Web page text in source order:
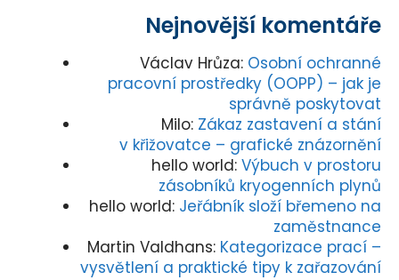
Nejnovější komentáře
Václav Hrůza: Osobní ochranné
pracovní prostředky (OOPP) – jak je
správně poskytovat
Milo: Zákaz zastavení a stání
v křižovatce – grafické znázornění
hello world: Výbuch v prostoru
zásobníků kryogenních plynů
hello world: Jeřábník složí břemeno na
zaměstnance
Martin Valdhans: Kategorizace prací –
vysvětlení a praktické tipy k zařazování